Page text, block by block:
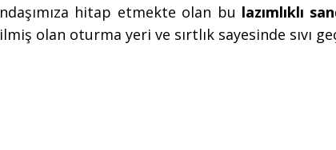
hitap etmekte olan bu lazımlıklı
olan oturma yeri ve sırtlık sayesinde sıvı